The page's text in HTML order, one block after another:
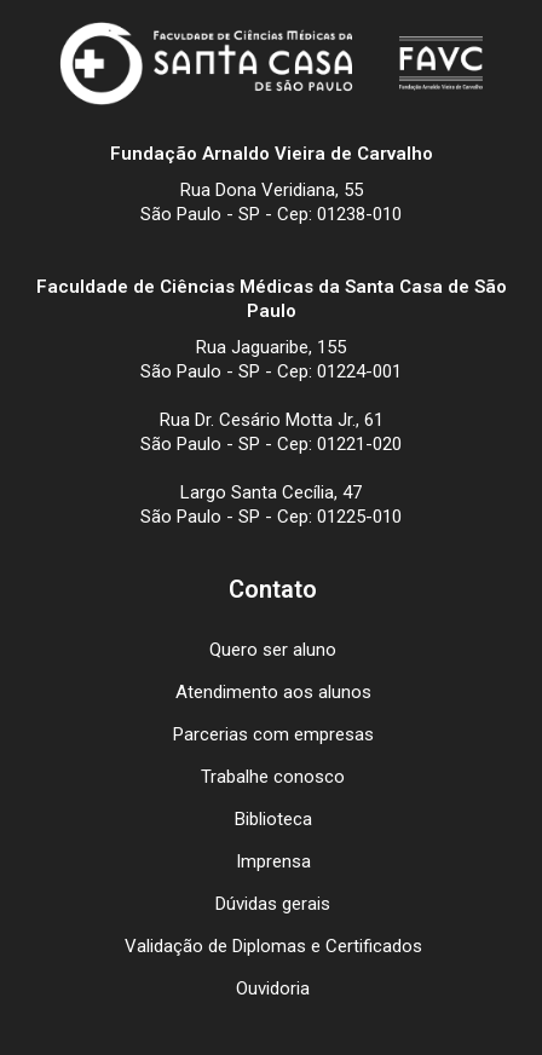
Fundação Arnaldo Vieira de Carvalho
Rua Dona Veridiana, 55
São Paulo - SP - Cep: 01238-010
Faculdade de Ciências Médicas da Santa Casa de São
Paulo
Rua Jaguaribe, 155
São Paulo - SP - Cep: 01224-001
Rua Dr. Cesário Motta Jr., 61
São Paulo - SP - Cep: 01221-020
Largo Santa Cecília, 47
São Paulo - SP - Cep: 01225-010
Contato
Quero ser aluno
Atendimento aos alunos
Parcerias com empresas
Trabalhe conosco
Biblioteca
Imprensa
Dúvidas gerais
Validação de Diplomas e Certificados
Ouvidoria